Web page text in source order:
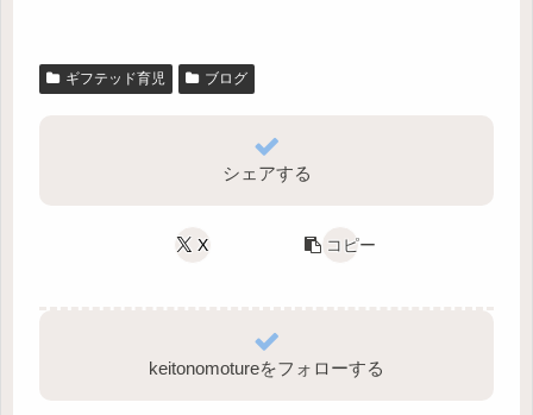
ギフテッド育児 ブログ
シェアする
X コピー
keitonomotureをフォローする